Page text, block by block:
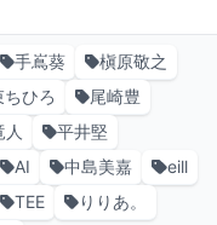
手嶌葵
槇原敬之
ひろ
尾崎豊
人
平井堅
AI 中島美嘉
eill
TEE
りりあ。